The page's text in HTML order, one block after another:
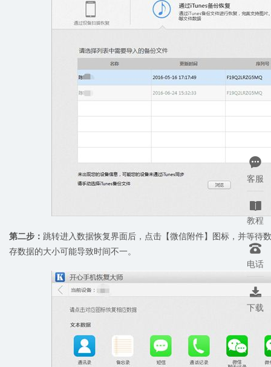
第二步： 跳转进入数据恢复界面后，点击【微信附件】图标，并等待
存数据的大小可能导致时间不一。

客服

教程

电话

下载